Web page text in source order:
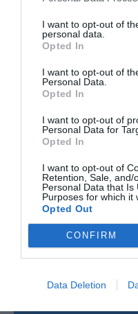
I want to opt-out of
personal data.
Opted In
I want to opt-out of
Personal Data.
Opted In
I want to opt-out of
Personal Data for
Opted In
I want to opt-out of
Retention, Sale, and/
Personal Data that Is
Purposes for which it
Opted Out
CONFIRM
Data Deletion
+32